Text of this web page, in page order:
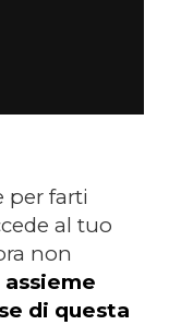
per farti
al tuo
non
di questa